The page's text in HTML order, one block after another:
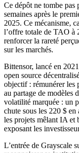
Ce dépôt ne tombe
semaines après le
2025. Ce mécanisme,
l’offre totale de TAO à
renforcer la rareté
sur les marchés.
Bittensor, lancé en
open source
objectif : rémunérer les
au partage de modèles
volatilité marquée : un
chute sous les 220 $
les projets mêlant IA
exposant les
L’entrée de Grayscale